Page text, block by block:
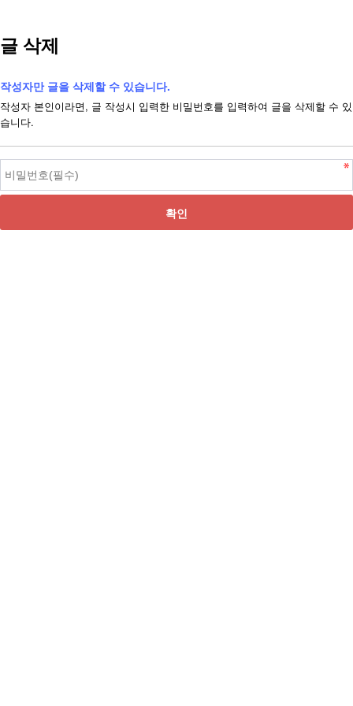
글 삭제
작성자만 글을 삭제할 수 있습니다.
작성자 본인이라면, 글 작성시 입력한 비밀번호를 입력하여 글을 삭제할 수 있
습니다.